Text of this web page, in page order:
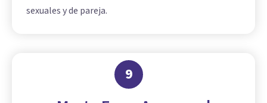
sexuales y de pareja.
9